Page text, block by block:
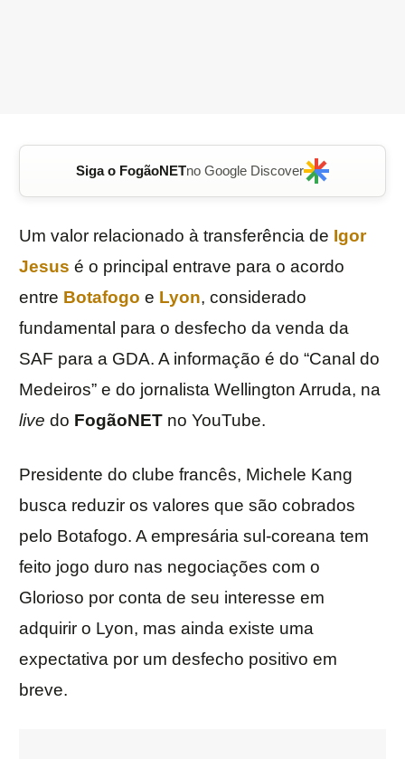
Siga o FogãoNETno Google Discover
Um valor relacionado à transferência de Igor
Jesus é o principal entrave para o acordo
entre Botafogo e Lyon, considerado
fundamental para o desfecho da venda da
SAF para a GDA. A informação é do “Canal do
Medeiros” e do jornalista Wellington Arruda, na
live do FogãoNET no YouTube.
Presidente do clube francês, Michele Kang
busca reduzir os valores que são cobrados
pelo Botafogo. A empresária sul-coreana tem
feito jogo duro nas negociações com o
Glorioso por conta de seu interesse em
adquirir o Lyon, mas ainda existe uma
expectativa por um desfecho positivo em
breve.